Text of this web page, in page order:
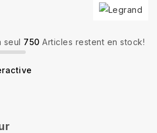
seul 750 Articles restent en stock!